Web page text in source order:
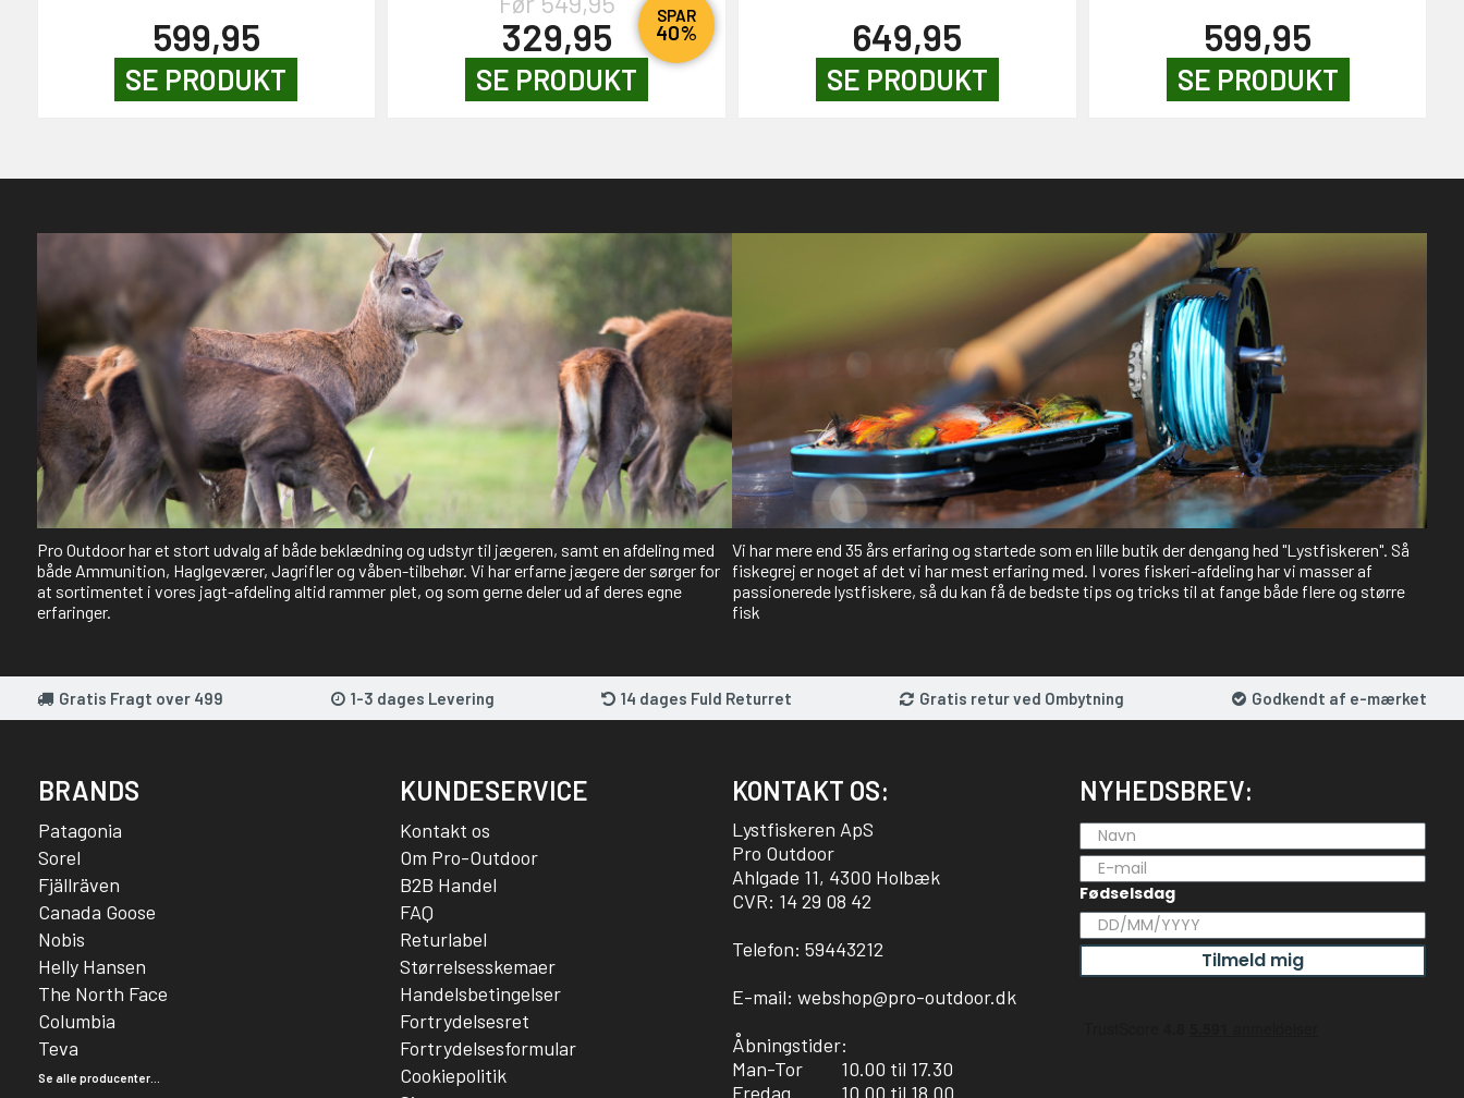
599,95
SE PRODUKT
SPAR
40%
329,95
SE PRODUKT
649,95
SE PRODUKT
599,95
SE PRODUKT
Pro Outdoor har et stort udvalg af både beklædning og udstyr til jægeren, samt en afdeling med
både Ammunition, Haglgeværer, Jagrifler og våben-tilbehør. Vi har erfarne jægere der sørger for
at sortimentet i vores jagt-afdeling altid rammer plet, og som gerne deler ud af deres egne
erfaringer.
Vi har mere end 35 års erfaring og startede som en lille butik der dengang hed "Lystfiskeren". Så
fiskegrej er noget af det vi har mest erfaring med. I vores fiskeri-afdeling har vi masser af
passionerede lystfiskere, så du kan få de bedste tips og tricks til at fange både flere og større
fisk
Gratis Fragt over 499 1-3 dages Levering 14 dages Fuld Returret Gratis retur ved Ombytning Godkendt af e-mærket
BRANDS
Patagonia
Sorel
Fjällräven
Canada Goose
Nobis
Helly Hansen
The North Face
Columbia
Teva
Se alle producenter...
KUNDESERVICE
Kontakt os
Om Pro-Outdoor
B2B Handel
FAQ
Returlabel
Størrelsesskemaer
Handelsbetingelser
Fortrydelsesret
Fortrydelsesformular
Cookiepolitik
KONTAKT OS:
Lystfiskeren ApS
Pro Outdoor
Ahlgade 11, 4300 Holbæk
CVR: 14 29 08 42
Telefon: 59443212
E-mail: webshop@pro-outdoor.dk
Åbningstider:
Man-Tor
10.00 til 17.30
Fredag
10.00 til 18.00
NYHEDSBREV:
Fødselsdag
Tilmeld mig